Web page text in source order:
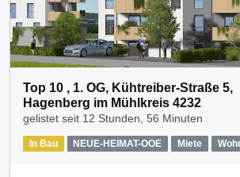
Top 10 , 1. OG, Kühtreiber-Straße 5,
Hagenberg im Mühlkreis 4232
gelistet seit 12 Stunden, 56 Minuten
In Bau NEUE-HEIMAT-OOE Miete